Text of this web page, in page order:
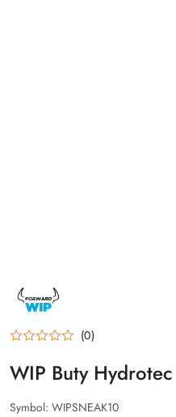
NAZWA
PRODUCENTA:
FORWARD
(0)
WIP Buty Hydrotec
Symbol: WIPSNEAK10